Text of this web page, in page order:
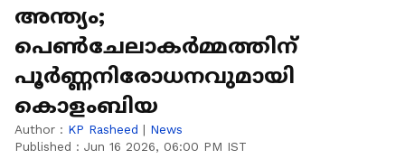
അന്ത്യം;
പെണ്‍ചേലാകര്‍മ്മത്തിന്
പൂര്‍ണ്ണനിരോധനവുമായി
കൊളംബിയ
Author : KP Rasheed | News
Published : Jun 16 2026, 06:00 PM IST